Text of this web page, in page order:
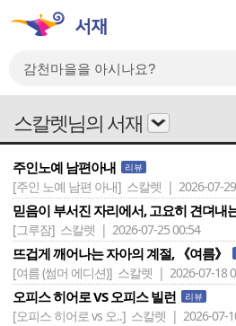
스칼렛님의 서재
주인노예 남편아내 리뷰
[주인 노예 남편 아내] 스칼렛 | 2026-07-
믿음이 부서진 자리에서, 고요히 견뎌내
[그루잠] 스칼렛 | 2026-07-25 00:54
뜨겁게 깨어나는 자아의 계절, 《여름》
[여름 (썸머 에디션)] 스칼렛 | 2026-07-18
오피스 히어로 VS 오피스 빌런 리뷰
[오피스 히어로 vs 오..] 스칼렛 | 2026-07-